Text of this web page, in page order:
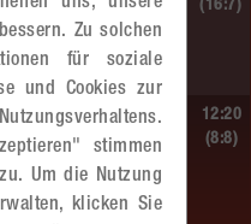
(16:7)
12:20
(8:8)
Zu solchen
für soziale
und Cookies zur
stimmen
Um die Nutzung
klicken Sie